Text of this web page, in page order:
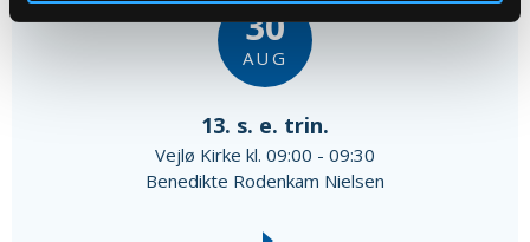
30
AUG
13. s. e. trin.
Vejlø Kirke kl. 09:00 - 09:30
Benedikte Rodenkam Nielsen